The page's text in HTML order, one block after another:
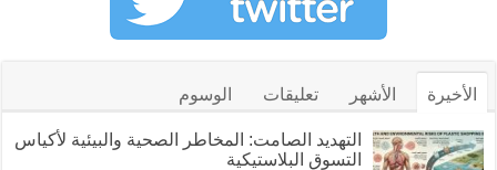
الأخيرة الأشهر تعليقات الوسوم
التهديد الصامت: المخاطر الصحية والبيئية لأكياس
التسوق البلاستيكية